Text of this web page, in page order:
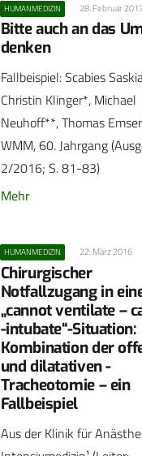
HUMANMEDIZIN 28. Februar
Bitte auch an das
denken
Fallbeispiel: Scabies
Christin Klinger*, Michael
Neuhoff**, Thomas
WMM, 60. Jahrgang
2/2016; S. 81-83)
Mehr
HUMANMEDIZIN 22. März 2016
Chirurgischer
Notfallzugang in
„cannot ventilate –
-intubate“-Situation:
Kombination der
und dilatativen -
Tracheotomie – ein
Fallbeispiel
Aus der Klinik für